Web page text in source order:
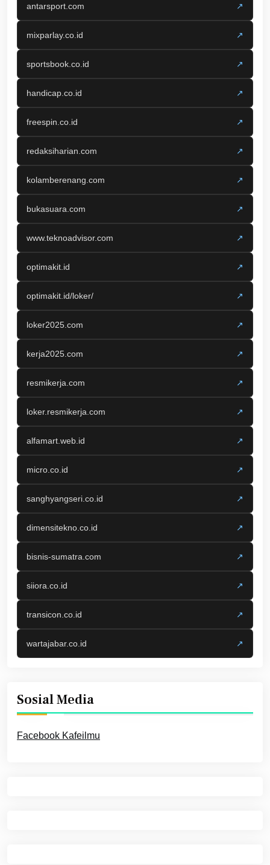
antarsport.com ↗
mixparlay.co.id ↗
sportsbook.co.id ↗
handicap.co.id ↗
freespin.co.id ↗
redaksiharian.com ↗
kolamberenang.com ↗
bukasuara.com ↗
www.teknoadvisor.com ↗
optimakit.id ↗
optimakit.id/loker/ ↗
loker2025.com ↗
kerja2025.com ↗
resmikerja.com ↗
loker.resmikerja.com ↗
alfamart.web.id ↗
micro.co.id ↗
sanghyangseri.co.id ↗
dimensitekno.co.id ↗
bisnis-sumatra.com ↗
siiora.co.id ↗
transicon.co.id ↗
wartajabar.co.id ↗
Sosial Media
Facebook Kafeilmu